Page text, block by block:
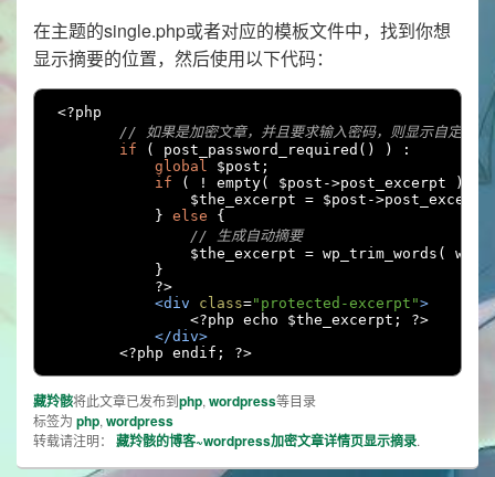
在主题的single.php或者对应的模板文件中，找到你想
显示摘要的位置，然后使用以下代码：
<?php
// 如果是加密文章，并且要求输入密码，则显示自定义摘
if
( post_password_required () )
:
global $post ;
if
( ! empty( $post ->post_excerpt ) )
                $the_excerpt
= $post ->post_excerpt
} else
{
// 生成自动摘要
                $the_excerpt
= wp_trim_words (
}
?>
<div
class="protected-excerpt">
<?php echo $the_excerpt ;
?>
</div>
<?php endif ; ?>
藏羚骸将此文章已发布到php, wordpress等目录
标签为 php, wordpress
转载请注明： 藏羚骸的博客~wordpress加密文章详情页显示摘录.